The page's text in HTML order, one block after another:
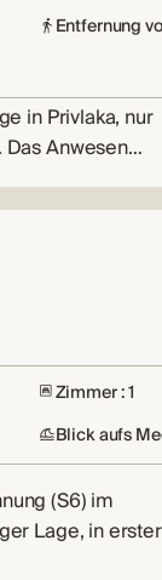
Entfernung
in Privlaka, nur
Anwesen…
Zimmer : 1
Blick aufs
(S6) im
Lage, in erster